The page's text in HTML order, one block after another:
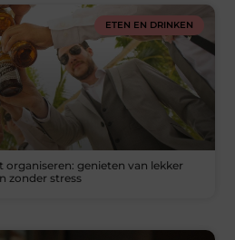
ETEN EN DRINKEN
organiseren: genieten van lekker
zonder stress